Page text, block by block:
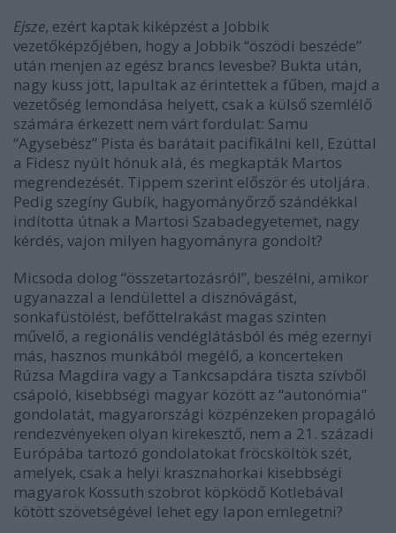
Ejsze, ezért kaptak kiképzést a Jobbik
vezetőképzőjében, hogy a Jobbik “öszödi beszéde”
után menjen az egész brancs levesbe? Bukta után,
nagy kuss jött, lapultak az érintettek a fűben, majd a
vezetőség lemondása helyett, csak a külső szemlélő
számára érkezett nem várt fordulat: Samu
“Agysebész” Pista és barátait pacifikálni kell, Ezúttal
a Fidesz nyúlt hónuk alá, és megkapták Martos
megrendezését. Tippem szerint először és utoljára.
Pedig szegíny Gubík, hagyományőrző szándékkal
indította útnak a Martosi Szabadegyetemet, nagy
kérdés, vajon milyen hagyományra gondolt?
Micsoda dolog “összetartozásról”, beszélni, amikor
ugyanazzal a lendülettel a disznóvágást,
sonkafüstölést, befőttelrakást magas szinten
művelő, a regionális vendéglátásból és még ezernyi
más, hasznos munkából megélő, a koncerteken
Rúzsa Magdira vagy a Tankcsapdára tiszta szívből
csápoló, kisebbségi magyar között az “autonómia”
gondolatát, magyarországi közpénzeken propagáló
rendezvényeken olyan kirekesztő, nem a 21. századi
Európába tartozó gondolatokat fröcsköltök szét,
amelyek, csak a helyi krasznahorkai kisebbségi
magyarok Kossuth szobrot köpködő Kotlebával
kötött szövetségével lehet egy lapon emlegetni?